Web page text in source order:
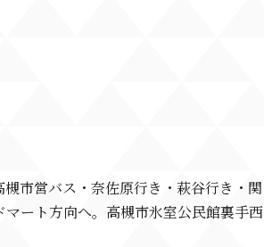
市営バス・奈佐原行き・萩谷行き・関
ート方向へ。高槻市氷室公民館裏手西